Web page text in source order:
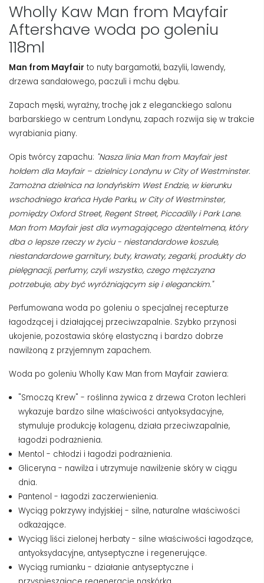
Wholly Kaw Man from Mayfair
Aftershave woda po goleniu
118ml
Man from Mayfair to nuty bargamotki, bazylii, lawendy,
drzewa sandałowego, paczuli i mchu dębu.
Zapach męski, wyraźny, trochę jak z eleganckiego salonu
barbarskiego w centrum Londynu, zapach rozwija się w trakcie
wyrabiania piany.
Opis twórcy zapachu: "Nasza linia Man from Mayfair jest
hołdem dla Mayfair – dzielnicy Londynu w City of Westminster.
Zamożna dzielnica na londyńskim West Endzie, w kierunku
wschodniego krańca Hyde Parku, w City of Westminster,
pomiędzy Oxford Street, Regent Street, Piccadilly i Park Lane.
Man from Mayfair jest dla wymagającego dżentelmena, który
dba o lepsze rzeczy w życiu - niestandardowe koszule,
niestandardowe garnitury, buty, krawaty, zegarki, produkty do
pielęgnacji, perfumy, czyli wszystko, czego mężczyzna
potrzebuje, aby być wyróżniającym się i eleganckim."
Perfumowana woda po goleniu o specjalnej recepturze
łagodzącej i działającej przeciwzapalnie. Szybko przynosi
ukojenie, pozostawia skórę elastyczną i bardzo dobrze
nawilżoną z przyjemnym zapachem.
Woda po goleniu Wholly Kaw Man from Mayfair zawiera:
"Smoczą Krew" - roślinna żywica z drzewa Croton lechleri
wykazuje bardzo silne właściwości antyoksydacyjne,
stymuluje produkcję kolagenu, działa przeciwzapalnie,
łagodzi podrażnienia.
Mentol - chłodzi i łagodzi podrażnienia.
Gliceryna - nawilża i utrzymuje nawilżenie skóry w ciągu
dnia.
Pantenol - łagodzi zaczerwienienia.
Wyciąg pokrzywy indyjskiej - silne, naturalne właściwości
odkażające.
Wyciąg liści zielonej herbaty - silne właściwości łagodzące,
antyoksydacyjne, antyseptyczne i regenerujące.
Wyciąg rumianku - działanie antyseptyczne i